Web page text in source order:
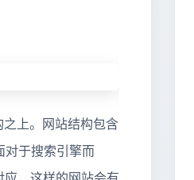
上。网站结构包含
对于搜索引擎而